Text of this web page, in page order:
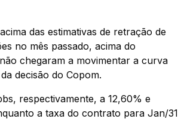
das estimativas de retração de
no mês passado, acima do
chegaram a movimentar a curva
decisão do Copom.
respectivamente, a 12,60% e
a taxa do contrato para Jan/31